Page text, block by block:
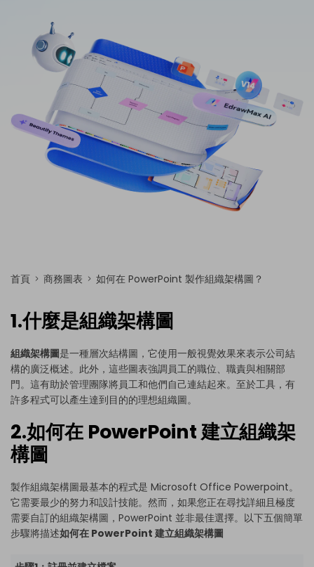
其他用途
Visio替代方案
所有圖表類型>>
各種商務圖表範例 >
熱門話題
免費可編輯家族樹範例 >
支援中心
支援中心 >
EdrawMax
搜索
首頁 商務圖表 如何在 PowerPoint 製作組織架構圖？
1.什麼是組織架構圖
組織架構圖是一種層次結構圖，它使用一般視覺效果來表示公司結
構的廣泛概述。此外，這些圖表強調員工的職位、職責與相關部
門。這有助於管理團隊將員工和他們自己連結起來。至於工具，有
許多程式可以產生達到目的的理想組織圖。
2.如何在 PowerPoint 建立組織架
構圖
製作組織架構圖最基本的程式是 Microsoft Office Powerpoint。
它需要最少的努力和設計技能。然而，如果您正在尋找詳細且極度
需要自訂的組織架構圖，PowerPoint 並非最佳選擇。以下五個簡單
步驟將描述如何在 PowerPoint 建立組織架構圖